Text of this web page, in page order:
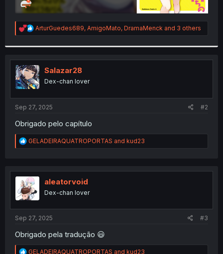
R
e
t
i
o
n
s
:
ArturGuedes689, AmigoMato, DramaMenck and 3 others
Salazar28
Dex-chan lover
Sep 27, 2025 #2
Obrigado pelo capítulo
R
e
t
i
o
n
GELADEIRAQUATROPORTAS and kud23
aleatorvoid
Dex-chan lover
Sep 27, 2025 #3
Obrigado pela tradução 😃
R
GELADEIRAQUATROPORTAS and kud23